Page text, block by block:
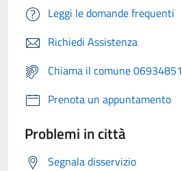
Leggi le domande frequenti
Richiedi Assistenza
Chiama il comune 06934851
Prenota un appuntamento
Problemi in città
Segnala disservizio